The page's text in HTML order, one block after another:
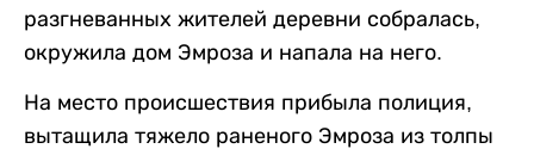
разгневанных жителей деревни собралась,
окружила дом Эмроза и напала на него.
На место происшествия прибыла полиция,
вытащила тяжело раненого Эмроза из толпы